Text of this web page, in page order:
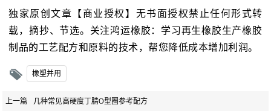
独家原创文章【商业授权】无书面授权禁止任何形式转
载，摘抄、节选。关注鸿运橡胶：学习再生橡胶生产橡胶
制品的工艺配方和原料的技术，帮您降低成本增加利润。
橡塑并用
上一篇
几种常见高硬度丁腈O型圈参考配方